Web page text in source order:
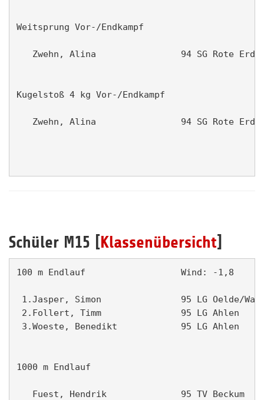
Weitsprung Vor-/Endkampf
Zwehn, Alina                94 SG Rote
Kugelstoß 4 kg Vor-/Endkampf
Zwehn, Alina                94 SG Rote
Schüler M15 [Klassenübersicht]
100 m Endlauf                  Wind: -1,8
1.Jasper, Simon               95 LG Oelde/
2.Follert, Timm               95 LG Ahlen
3.Woeste, Benedikt            95 LG
1000 m Endlauf
Fuest, Hendrik              95 TV Beckum